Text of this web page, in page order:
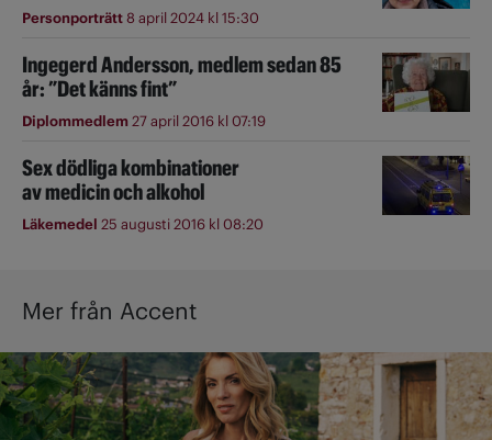
Personporträtt8 april 2024 kl 15:30
Ingegerd Andersson, medlem sedan 85
år: ”Det känns fint”
Diplommedlem27 april 2016 kl 07:19
Sex dödliga kombinationer
av medicin och alkohol
Läkemedel 25 augusti 2016 kl 08:20
Mer från Accent